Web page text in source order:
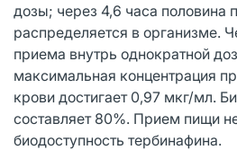
дозы; через 4,6 часа половина
распределяется в организме.
приема внутрь однократной
максимальная концентрация
крови достигает 0,97 мкг/мл.
составляет 80%. Прием пищи
биодоступность тербинафина.